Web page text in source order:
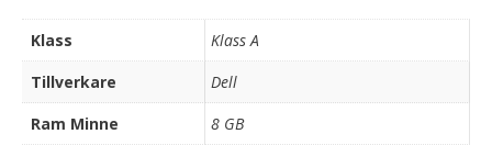
Klass
Klass A
Tillverkare
Dell
Ram Minne
8 GB